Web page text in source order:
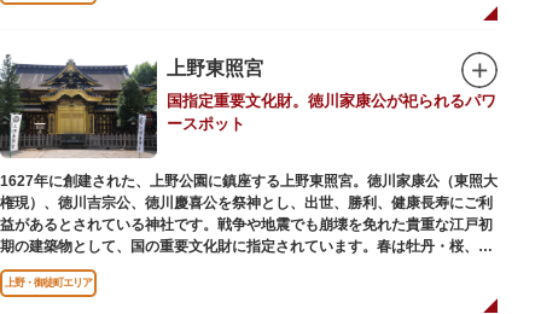
います。戦火を免れた輪王寺門跡御本坊表門、徳川将軍霊廟勅額門など重要
清水観音堂の舞台前に復元された「月の松」は、浮世絵師歌川広重の「名所
江戸百景」にも描かれていることで有名。丸い形の松から不忍池辯天堂を見
下ろす風流な景観は、絶好のフォトスポットとなっています。
東叡山（とうえいざん）という山号は、東の「比叡山延暦寺」を意味してお
り、比叡山や京都の有名寺院になぞらえて上野の山に数多くの堂舎が建立さ
れました。本尊は薬師瑠璃光如来（やくしるりこうにょらい）で、伝教大師
最澄が自ら彫ったと伝えられる秘仏です。徳川歴代将軍の祈祷寺と菩提寺を
兼ね、御霊廟には6名の将軍が埋葬されています。
上野東照宮
国指定重要文化財。徳川家康公が祀られるパワ
ースポット
1627年に創建された、上野公園に鎮座する上野東照宮。徳川家康公（東照大
権現）、徳川吉宗公、徳川慶喜公を祭神とし、出世、勝利、健康長寿にご利
益があるとされている神社です。戦争や地震でも崩壊を免れた貴重な江戸初
期の建築物として、国の重要文化財に指定されています。春は牡丹・桜、秋
は紅葉やダリア展、お正月は初詣や冬ぼたん鑑賞の地として、年間を通して
国内外からの参拝者で賑わうスポットです。
上野・御徒町エリア